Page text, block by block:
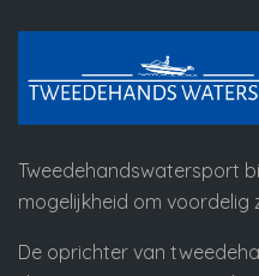
Tweedehandswatersport
mogelijkheid om
De oprichter van